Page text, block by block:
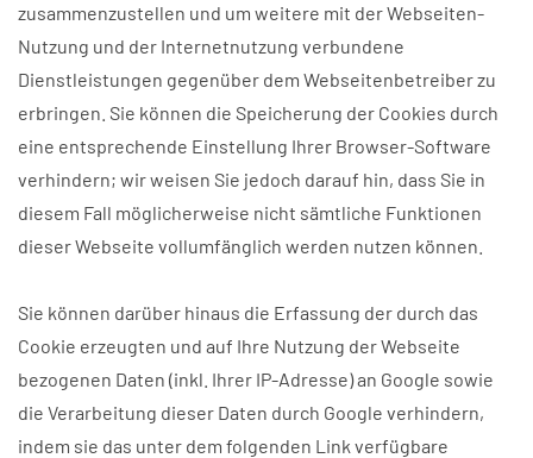
zusammenzustellen und um weitere mit der Webseiten-
Nutzung und der Internetnutzung verbundene
Dienstleistungen gegenüber dem Webseitenbetreiber zu
erbringen. Sie können die Speicherung der Cookies durch
eine entsprechende Einstellung Ihrer Browser-Software
verhindern; wir weisen Sie jedoch darauf hin, dass Sie in
diesem Fall möglicherweise nicht sämtliche Funktionen
dieser Webseite vollumfänglich werden nutzen können.
Sie können darüber hinaus die Erfassung der durch das
Cookie erzeugten und auf Ihre Nutzung der Webseite
bezogenen Daten (inkl. Ihrer IP-Adresse) an Google sowie
die Verarbeitung dieser Daten durch Google verhindern,
indem sie das unter dem folgenden Link verfügbare